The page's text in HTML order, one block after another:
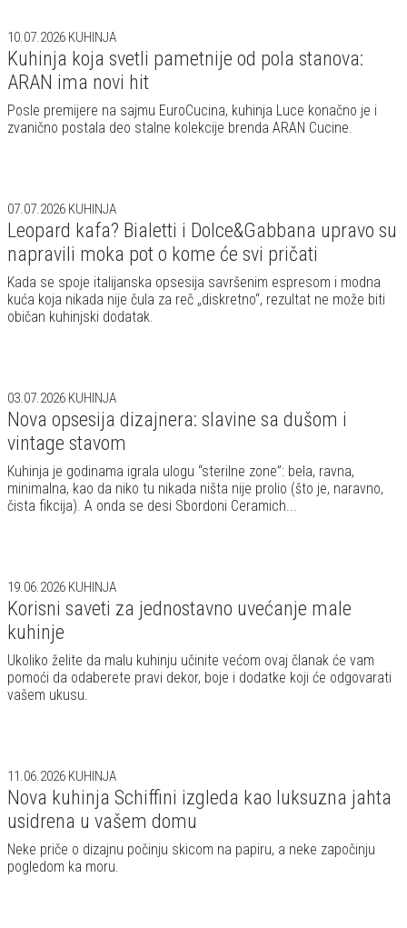
10.07.2026 KUHINJA
Kuhinja koja svetli pametnije od pola stanova:
ARAN ima novi hit
Posle premijere na sajmu EuroCucina, kuhinja Luce konačno je i
zvanično postala deo stalne kolekcije brenda ARAN Cucine.
07.07.2026 KUHINJA
Leopard kafa? Bialetti i Dolce&Gabbana upravo su
napravili moka pot o kome će svi pričati
Kada se spoje italijanska opsesija savršenim espresom i modna
kuća koja nikada nije čula za reč „diskretno“, rezultat ne može biti
običan kuhinjski dodatak.
03.07.2026 KUHINJA
Nova opsesija dizajnera: slavine sa dušom i
vintage stavom
Kuhinja je godinama igrala ulogu “sterilne zone”: bela, ravna,
minimalna, kao da niko tu nikada ništa nije prolio (što je, naravno,
čista fikcija). A onda se desi Sbordoni Ceramich...
19.06.2026 KUHINJA
Korisni saveti za jednostavno uvećanje male
kuhinje
Ukoliko želite da malu kuhinju učinite većom ovaj članak će vam
pomoći da odaberete pravi dekor, boje i dodatke koji će odgovarati
vašem ukusu.
11.06.2026 KUHINJA
Nova kuhinja Schiffini izgleda kao luksuzna jahta
usidrena u vašem domu
Neke priče o dizajnu počinju skicom na papiru, a neke započinju
pogledom ka moru.